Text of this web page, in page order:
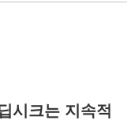
시크는 지속적